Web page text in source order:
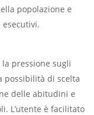
popolazione e
pressione sugli
possibilità di scelta
delle abitudini e
L’utente è facilitato